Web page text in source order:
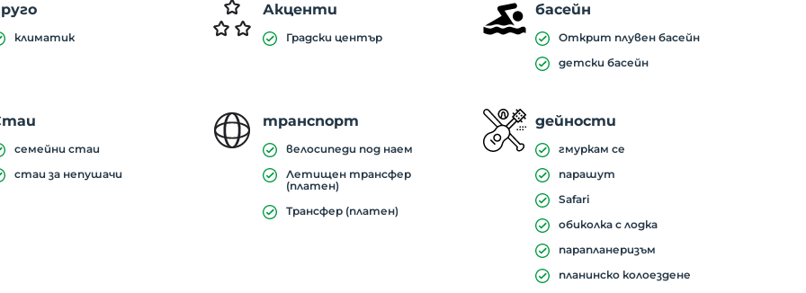
климатик
Акценти
Градски център
басейн
Открит плувен басейн
детски басейн
семейни стаи
стаи за непушачи
транспорт
велосипеди под наем
Летищен трансфер
(платен)
Трансфер (платен)
дейности
гмуркам се
парашут
Safari
обиколка с лодка
парапланеризъм
планинско колоездене